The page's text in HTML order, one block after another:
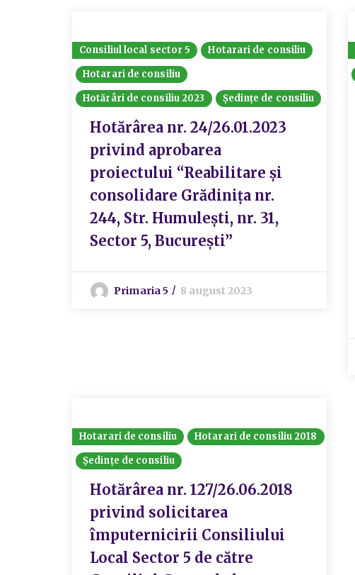
Consiliul local sector 5
Hotarari de consiliu
Hotarari de consiliu
Hotărâri de consiliu 2023
Ședințe de consiliu
Hotărârea nr. 24/26.01.2023
privind aprobarea
proiectului “Reabilitare și
consolidare Grădinița nr.
244, Str. Humulești, nr. 31,
Sector 5, București”
Primaria 5 8 august 2023
Hotarari de consiliu
Hotarari de consiliu 2018
Ședințe de consiliu
Hotărârea nr. 127/26.06.2018
privind solicitarea
împuternicirii Consiliului
Local Sector 5 de către